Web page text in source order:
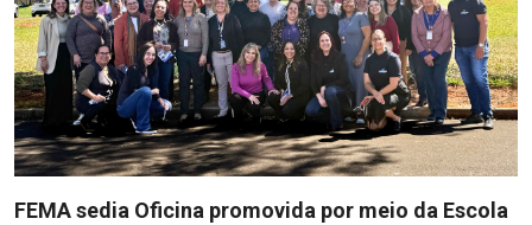
FEMA sedia Oficina promovida por meio da Escola